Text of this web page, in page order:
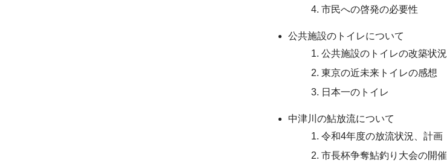
市民への啓発の必要性
公共施設のトイレについて
公共施設のトイレの改築状況
東京の近未来トイレの感想
日本一のトイレ
中津川の鮎放流について
令和4年度の放流状況、計画
市長杯争奪鮎釣り大会の開催